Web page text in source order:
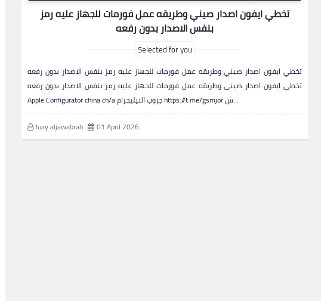
تخطي ايفون اصدار صيني وطريقه عمل فورمات للجهاز عليه رمز
بنفس الاصدار بدون رفعه
Selected for you
تخطي ايفون اصدار صيني وطريقه عمل فورمات للجهاز عليه رمز بنفس الاصدار بدون رفعه
تخطي ايفون اصدار صيني وطريقه عمل فورمات للجهاز عليه رمز بنفس الاصدار بدون رفعه
Apple Configurator china ch/a جروب التيليجرام https://t.me/gsmjor ش…
luay aljawabrah
01 April 2026